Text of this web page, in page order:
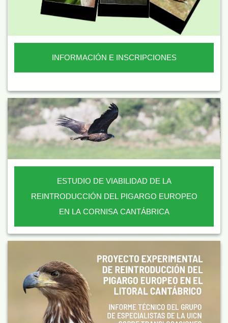
INFORMACIÓN E INSCRIPCIONES
ESTUDIO DE VIABILIDAD DE LA
REINTRODUCCIÓN DEL PIGARGO EUROPEO
EN LA CORNISA CANTÁBRICA